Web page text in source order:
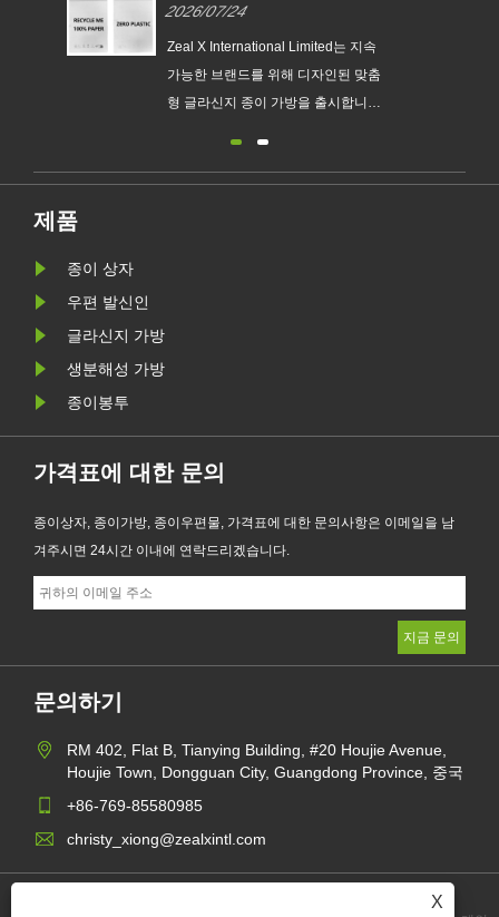
X
신지 종이 봉투 출시
2026/07/24
Zeal X International Limited는 지속
가능한 브랜드를 위해 디자인된 맞춤
형 글라신지 종이 가방을 출시합니다.
운 EU PPWR 지속 가능한 포장 요구
제품
종이 상자
우편 발신인
글라신지 가방
생분해성 가방
종이봉투
가격표에 대한 문의
종이상자, 종이가방, 종이우편물, 가격표에 대한 문의사항은 이메일을 남
겨주시면 24시간 이내에 연락드리겠습니다.
문의하기
RM 402, Flat B, Tianying Building, #20 Houjie Avenue,
Houjie Town, Dongguan City, Guangdong Province, 중국
+86-769-85580985
christy_xiong@zealxintl.com